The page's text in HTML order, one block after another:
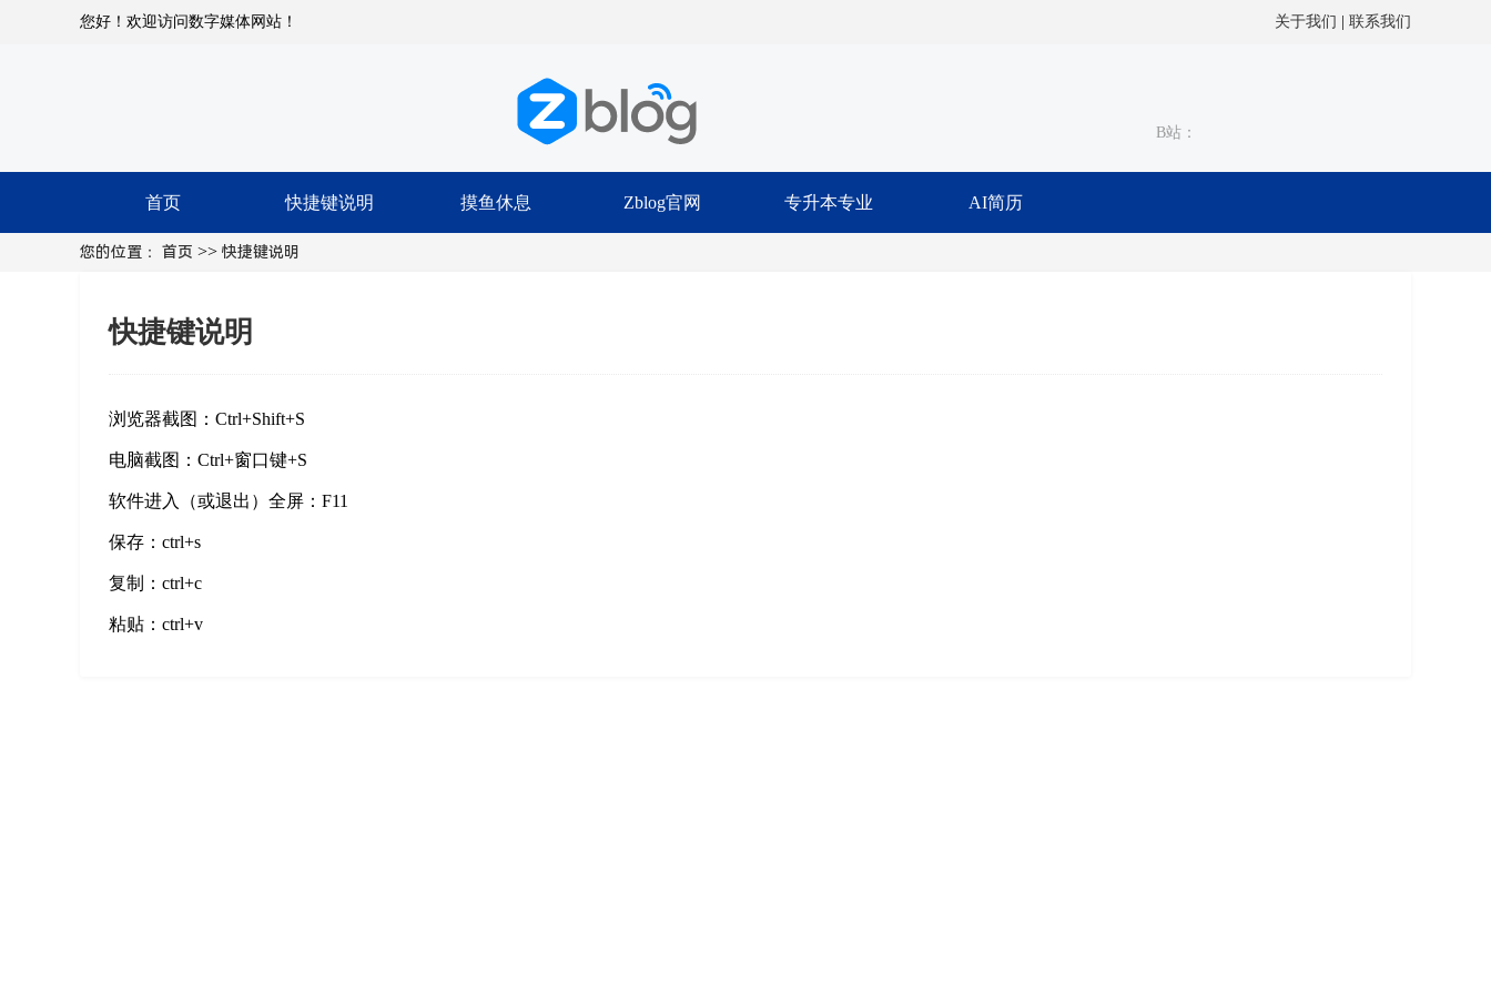
您好！欢迎访问数字媒体网站！ 关于我们 联系我们
B站：
首页 快捷键说明 摸鱼休息 Zblog官网 专升本专业 AI简历
您的位置： 首页 >> 快捷键说明
快捷键说明
浏览器截图：Ctrl+Shift+S
电脑截图：Ctrl+窗口键+S
软件进入（或退出）全屏：F11
保存：ctrl+s
复制：ctrl+c
粘贴：ctrl+v